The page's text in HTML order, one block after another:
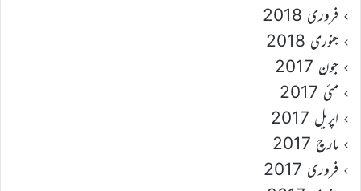
فروری 2018
جنوری 2018
جون 2017
مئی 2017
اپریل 2017
مارچ 2017
فروری 2017